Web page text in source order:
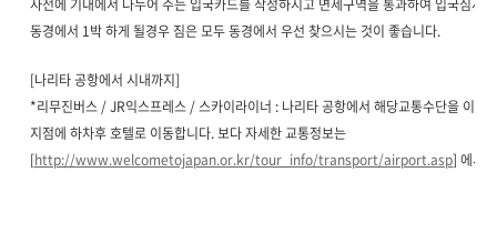
사전에 기내에서 나누어 주는 입국카드를 작성하시고 면세구역을 통과하여 입국심사
동경에서 1박 하게 될경우 짐은 모두 동경에서 우선 찾으시는 것이 좋습니다.
[나리타 공항에서 시내까지]
*리무진버스 / JR익스프레스 / 스카이라이너 : 나리타 공항에서 해당교통수단을 이용
지점에 하차후 호텔로 이동합니다. 보다 자세한 교통정보는
[http://www.welcometojapan.or.kr/tour_info/transport/airport.asp] 에서